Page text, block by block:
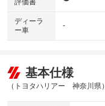
評価書
ディーラ
ー車
-
基本仕様
（トヨタハリアー 神奈川県）